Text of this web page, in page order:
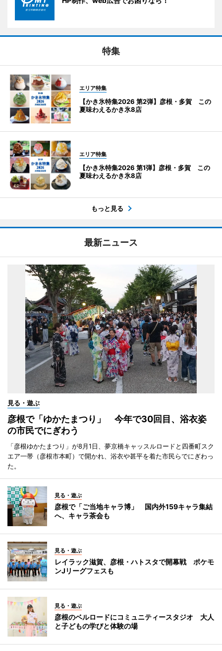
特集
エリア特集
【かき氷特集2026 第2弾】彦根・多賀 この
夏味わえるかき氷8店
エリア特集
【かき氷特集2026 第1弾】彦根・多賀 この
夏味わえるかき氷8店
もっと見る
最新ニュース
見る・遊ぶ
彦根で「ゆかたまつり」 今年で30回目、浴衣姿
の市民でにぎわう
「彦根ゆかたまつり」が8月1日、夢京橋キャッスルロードと四番町スク
エア一帯（彦根市本町）で開かれ、浴衣や甚平を着た市民らでにぎわっ
た。
見る・遊ぶ
彦根で「ご当地キャラ博」 国内外159キャラ集結
へ、キャラ茶会も
見る・遊ぶ
レイラック滋賀、彦根・ハトスタで開幕戦 ポケモ
ンJリーグフェスも
見る・遊ぶ
彦根のベルロードにコミュニティースタジオ 大人
と子どもの学びと体験の場